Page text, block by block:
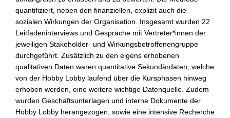
quantifiziert, neben den finanziellen, explizit auch die
sozialen Wirkungen der Organisation. Insgesamt wurden 22
Leitfadeninterviews und Gespräche mit Vertreter*innen der
jeweiligen Stakeholder- und Wirkungsbetroffenengruppe
durchgeführt. Zusätzlich zu den eigens erhobenen
qualitativen Daten waren quantitative Sekundärdaten, welche
von der Hobby Lobby laufend über die Kursphasen hinweg
erhoben werden, eine weitere wichtige Datenquelle. Zudem
wurden Geschäftsunterlagen und interne Dokumente der
Hobby Lobby herangezogen, sowie eine intensive Recherche